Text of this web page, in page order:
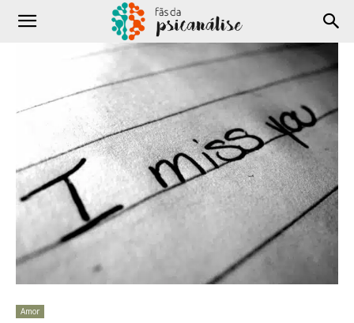
Amor